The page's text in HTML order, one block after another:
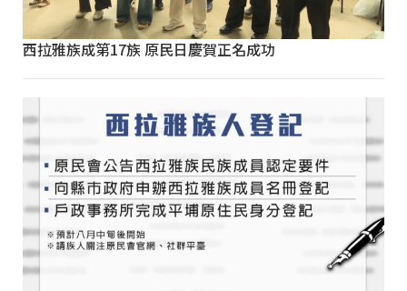
西拉雅族成第17族 原民日慶賀正名成功